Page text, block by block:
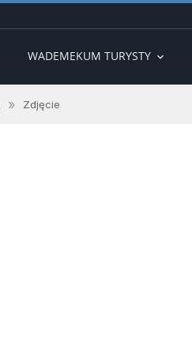
WADEMEKUM TURYSTY expand_more
» Zdjęcie